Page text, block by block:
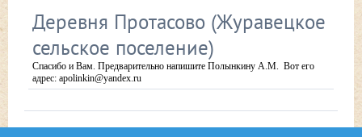
Деревня Протасово (Журавецкое
сельское поселение)
Спасибо и Вам. Предварительно напишите Полынкину А.М. Вот его
адрес: apolinkin@yandex.ru